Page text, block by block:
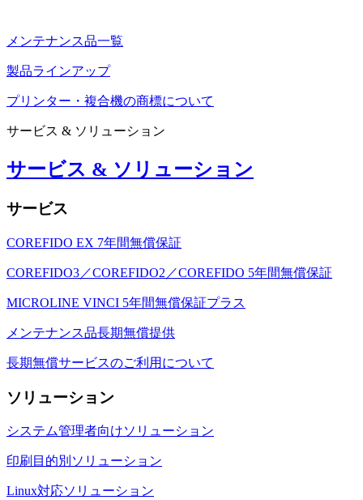
メンテナンス品一覧
製品ラインアップ
プリンター・複合機の商標について
サービス & ソリューション
サービス & ソリューション
サービス
COREFIDO EX 7年間無償保証
COREFIDO3／COREFIDO2／COREFIDO 5年間無償保証
MICROLINE VINCI 5年間無償保証プラス
メンテナンス品長期無償提供
長期無償サービスのご利用について
ソリューション
システム管理者向けソリューション
印刷目的別ソリューション
Linux対応ソリューション